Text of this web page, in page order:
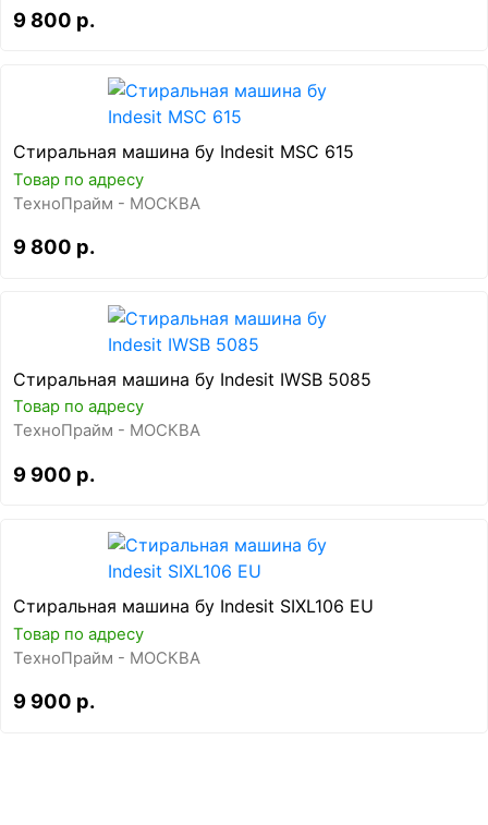
9 800 р.
Стиральная машина бу Indesit MSC 615
Товар по адресу
ТехноПрайм - МОСКВА
9 800 р.
Стиральная машина бу Indesit IWSB 5085
Товар по адресу
ТехноПрайм - МОСКВА
9 900 р.
Стиральная машина бу Indesit SIXL106 EU
Товар по адресу
ТехноПрайм - МОСКВА
9 900 р.